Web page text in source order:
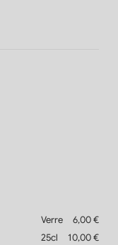
Verre
6,00 €
25cl
10,00 €